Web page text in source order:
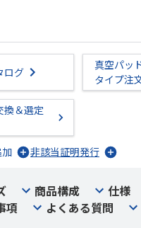
ログ
真空パッ
タイプ注
換＆選定
非該当証明発行
商品構成 仕様
項
よくある質問